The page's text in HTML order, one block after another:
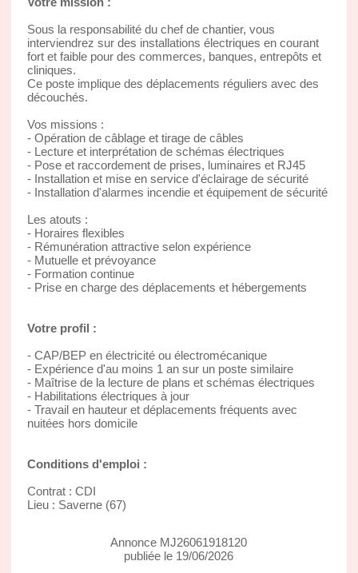
Sous la responsabilité du chef de chantier, vous
interviendrez sur des installations électriques en courant
fort et faible pour des commerces, banques, entrepôts et
cliniques.
Ce poste implique des déplacements réguliers avec des
découchés.
Vos missions :
- Opération de câblage et tirage de câbles
- Lecture et interprétation de schémas électriques
- Pose et raccordement de prises, luminaires et RJ45
- Installation et mise en service d'éclairage de sécurité
- Installation d'alarmes incendie et équipement de sécurité
Les atouts :
- Horaires flexibles
- Rémunération attractive selon expérience
- Mutuelle et prévoyance
- Formation continue
- Prise en charge des déplacements et hébergements
Votre profil :
- CAP/BEP en électricité ou électromécanique
- Expérience d'au moins 1 an sur un poste similaire
- Maîtrise de la lecture de plans et schémas électriques
- Habilitations électriques à jour
- Travail en hauteur et déplacements fréquents avec
nuitées hors domicile
Conditions d'emploi :
Contrat : CDI
Lieu : Saverne (67)
Annonce MJ26061918120
publiée le 19/06/2026